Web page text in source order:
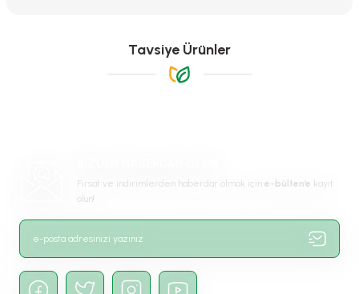
Görüş ve önerileriniz için teşekkür ederiz.
Ürün resmi kalitesiz, bozuk veya görüntülenemiyor.
Gönder
Tavsiye Ürünler
Fırsat ve indirimlerden haberdar olmak için e-bülten’e kayıt
olun!